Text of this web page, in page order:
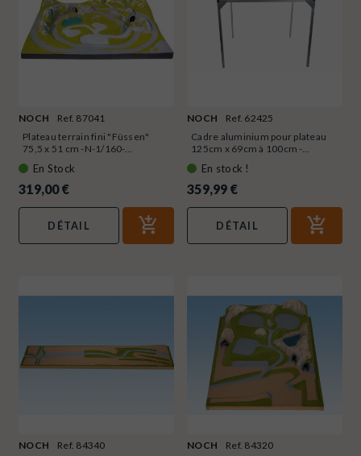
NOCH
Ref. 87041
Plateau terrain fini "Füssen"
75,5 x 51 cm -N-1/160-...
En Stock
319,00 €
DÉTAIL
NOCH
Ref. 62425
Cadre aluminium pour plateau
125cm x 69cm à 100cm -...
En stock !
359,99 €
DÉTAIL
NOCH
Ref. 84340
NOCH
Ref. 84320